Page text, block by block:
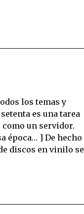
los temas y
es una tarea
un servidor.
época… ] De hecho
discos en vinilo se